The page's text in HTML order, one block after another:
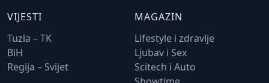
VIJESTI
Tuzla – TK
BiH
Regija – Svijet
MAGAZIN
Lifestyle i zdravlje
Ljubav i Sex
Scitech i Auto